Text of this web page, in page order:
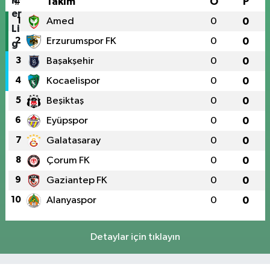
1 Amed 0 0
2 Erzurumspor FK 0 0
3 Başakşehir 0 0
4 Kocaelispor 0 0
5 Beşiktaş 0 0
6 Eyüpspor 0 0
7 Galatasaray 0 0
8 Çorum FK 0 0
9 Gaziantep FK 0 0
10 Alanyaspor 0 0
Detaylar için tıklayın